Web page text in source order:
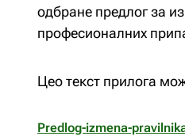
одбране предлог за
професионалних
Цео текст прилога
Predlog-izmena-